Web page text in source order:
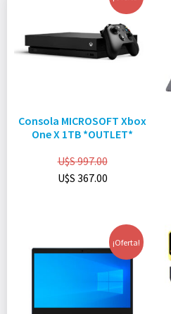
Consola MICROSOFT Xbox
One X 1TB *OUTLET*
U$S997.00
U$S 367.00
¡Oferta!